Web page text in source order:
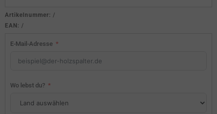
Artikelnummer: /
EAN: /
E-Mail-Adresse
Wo lebst du?